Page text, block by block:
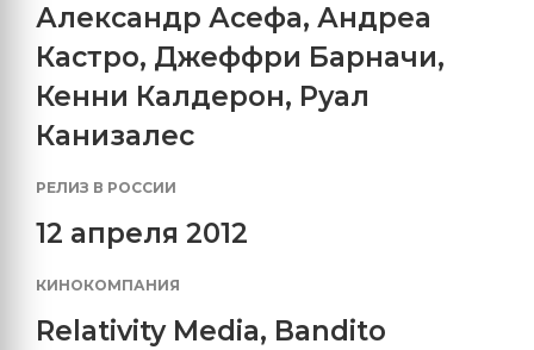
Александр Асефа, Андреа
Кастро, Джеффри Барначи,
Кенни Калдерон, Руал
Канизалес
РЕЛИЗ В РОССИИ
12 апреля 2012
КИНОКОМПАНИЯ
Relativity Media, Bandito